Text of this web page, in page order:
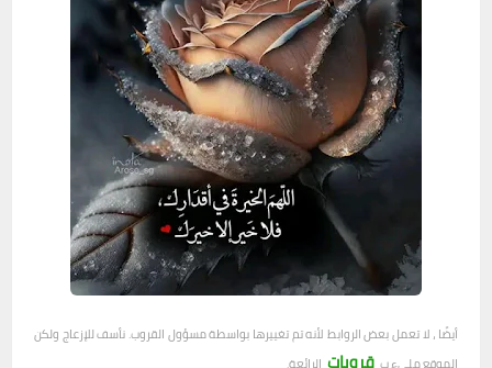
أيضًا ، لا تعمل بعض الروابط لأنه تم تغييرها بواسطة مسؤول القروب. نأسف للإزعاج ولكن